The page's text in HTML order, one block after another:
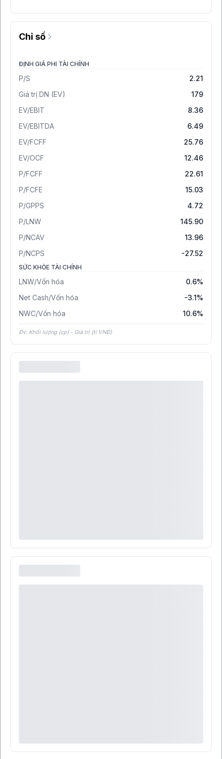
Chỉ số
ĐỊNH GIÁ PHI TÀI CHÍNH
P/S
2.21
Giá trị DN (EV)
179
EV/EBIT
8.36
EV/EBITDA
6.49
EV/FCFF
25.76
EV/OCF
12.46
P/FCFF
22.61
P/FCFE
15.03
P/GPPS
4.72
P/LNW
145.90
P/NCAV
13.96
P/NCPS
-27.52
SỨC KHỎE TÀI CHÍNH
LNW/Vốn hóa
0.6%
Net Cash/Vốn hóa
-3.1%
NWC/Vốn hóa
10.6%
Đv: Khối lượng (cp) - Giá trị (tỉ VNĐ)